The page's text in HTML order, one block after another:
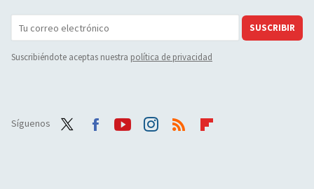
SUSCRIBIR
Suscribiéndote aceptas nuestra política de privacidad
Síguenos